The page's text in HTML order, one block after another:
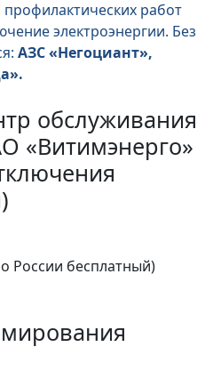
работ
электроэнергии. Без
АЗС «Негоциант»,
обслуживания
«Витимэнерго»
России бесплатный)